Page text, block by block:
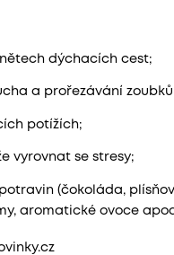
dýchacích cest;
a prořezávání
potížích;
vyrovnat se stresy;
(čokoláda,
aromatické ovoce